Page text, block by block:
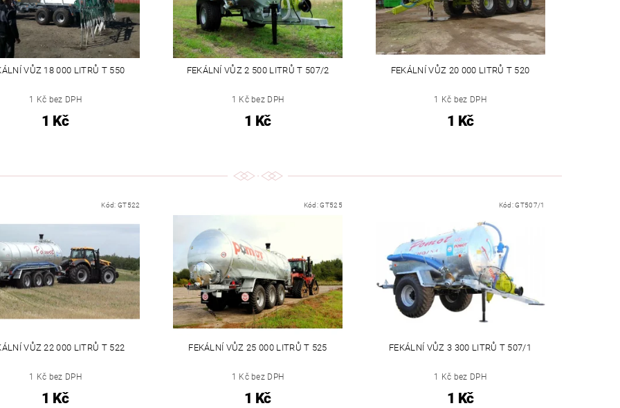
VŮZ 18 000 LITRŮ T 550
1 Kč bez DPH
1 Kč
FEKÁLNÍ VŮZ 2 500 LITRŮ T 507/2
1 Kč bez DPH
1 Kč
FEKÁLNÍ VŮZ 20 000 LITRŮ T 520
1 Kč bez DPH
1 Kč
Kód: GT522
VŮZ 22 000 LITRŮ T 522
1 Kč bez DPH
1 Kč
Kód:GT525
FEKÁLNÍ VŮZ 25 000 LITRŮ T 525
1 Kč bez DPH
1 Kč
Kód:GT507/1
FEKÁLNÍ VŮZ 3 300 LITRŮ T 507/1
1 Kč bez DPH
1 Kč